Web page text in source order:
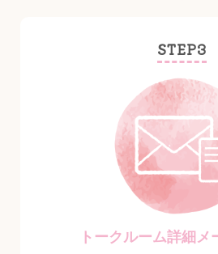
STEP3
トークルーム詳細メ